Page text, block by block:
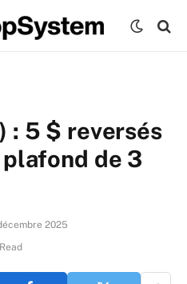
: 5 $ reversés
de 3
2025